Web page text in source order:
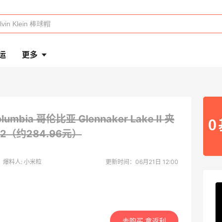
更多
哥伦比亚 Glennaker Lake II 夹
（约284.96元）
爆料人: 小米粒 更新时间：06月21日 12:00